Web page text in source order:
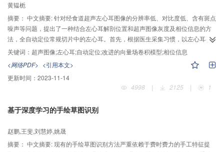
黄韫栀
摘要： 中文摘要: 针对经食道超声左心耳图像的分辨率低、对比度低、含有斑点
噪声等问题，提出了一种结合左心耳解剖位置和超声图像灰度及相位信息的方
法，全自动定位常规切片中的左心耳。首先，根据医生采集习惯，以左心耳在
标准切面中的解剖位置为先验知识，结合其灰度特性，自动确定分割模型中的
初始轮廓；然后，通过线型加权相位和梯度信息构造新的外力项，改进向量场
卷积模型，完成左心耳轮廓的自动提取。300张左心耳超声图片测试结果表明，
以医生手动勾勒的轮廓作为“金标准”，该方法自动提取左心耳的准确性为0.8969
0.0494、敏感性为0.9058 0.0762、特异性为0.9645 0.1687。分割效果优于传
界分割的问题。
关键词： 超声图像;左心耳;自动定位;改进的向量场卷积模型;相位信息
<网络PDF> <引用本文>
更新时间： 2023-11-14
4998
| 2125 | 1
基于深度学习的手绘草图识别
赵鹏,王斐,刘慧婷,姚晟
摘要： 中文摘要: 现有的手绘草图识别方法严重依赖于费时费力的手工特征提